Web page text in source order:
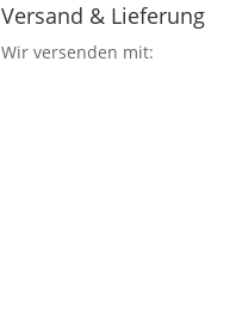
Versand & Lieferung
Wir versenden mit: